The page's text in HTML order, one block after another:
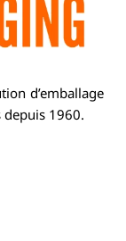
d’emballage
1960.